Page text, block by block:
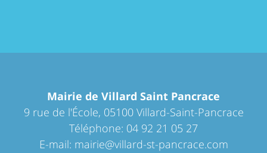
Mairie de Villard Saint Pancrace
9 rue de l'École, 05100 Villard-Saint-Pancrace
Téléphone: 04 92 21 05 27
E-mail: mairie@villard-st-pancrace.com